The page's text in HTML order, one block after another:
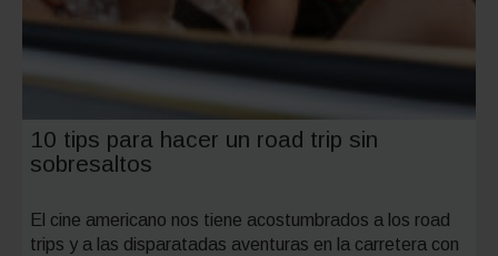
10 tips para hacer un road trip sin
sobresaltos
El cine americano nos tiene acostumbrados a los road
trips y a las disparatadas aventuras en la carretera con